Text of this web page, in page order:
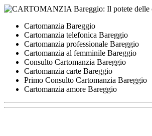
Cartomanzia Bareggio
Cartomanzia telefonica Bareggio
Cartomanzia professionale Bareggio
Cartomanzia al femminile Bareggio
Consulto Cartomanzia Bareggio
Cartomanzia carte Bareggio
Primo Consulto Cartomanzia Bareggio
Cartomanzia amore Bareggio